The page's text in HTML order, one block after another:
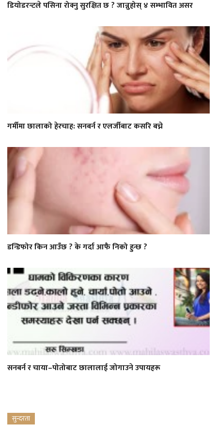
डियोडरन्टले पसिना रोक्नु सुरक्षित छ ? जान्नुहोस् ४ सम्भावित असर
गर्मीमा छालाको हेरचाह: सनबर्न र एलर्जीबाट कसरि बच्ने
डन्डिफोर किन आउँछ ? के गर्दा आफै निको हुन्छ ?
सनबर्न र चाया–पोतोबाट छालालाई जोगाउने उपायहरू
सुन्दरता